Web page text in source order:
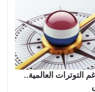
التوترات العالمية..